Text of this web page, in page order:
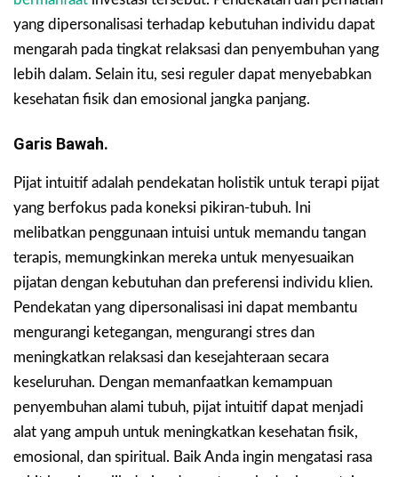
yang dipersonalisasi terhadap kebutuhan individu dapat
mengarah pada tingkat relaksasi dan penyembuhan yang
lebih dalam. Selain itu, sesi reguler dapat menyebabkan
kesehatan fisik dan emosional jangka panjang.
Garis Bawah.
Pijat intuitif adalah pendekatan holistik untuk terapi pijat
yang berfokus pada koneksi pikiran-tubuh. Ini
melibatkan penggunaan intuisi untuk memandu tangan
terapis, memungkinkan mereka untuk menyesuaikan
pijatan dengan kebutuhan dan preferensi individu klien.
Pendekatan yang dipersonalisasi ini dapat membantu
mengurangi ketegangan, mengurangi stres dan
meningkatkan relaksasi dan kesejahteraan secara
keseluruhan. Dengan memanfaatkan kemampuan
penyembuhan alami tubuh, pijat intuitif dapat menjadi
alat yang ampuh untuk meningkatkan kesehatan fisik,
emosional, dan spiritual. Baik Anda ingin mengatasi rasa